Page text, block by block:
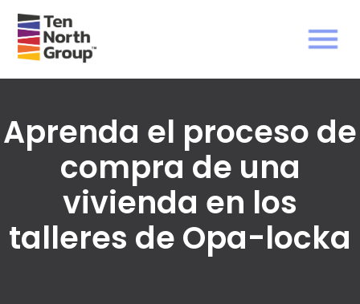
Aprenda el proceso de
compra de una
vivienda en los
talleres de Opa-locka